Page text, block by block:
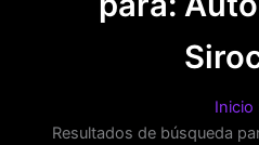
Inicio
Resultados de búsqueda